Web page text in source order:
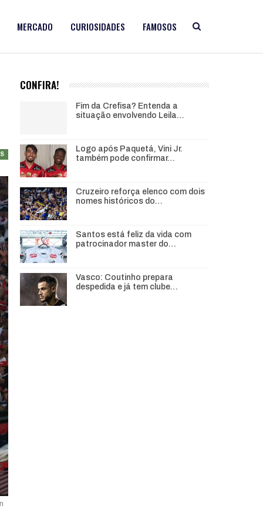
MERCADO CURIOSIDADES FAMOSOS
CONFIRA!
Fim da Crefisa? Entenda a
situação envolvendo Leila…
Logo após Paquetá, Vini Jr.
também pode confirmar…
Cruzeiro reforça elenco com dois
nomes históricos do…
Santos está feliz da vida com
patrocinador master do…
Vasco: Coutinho prepara
despedida e já tem clube…